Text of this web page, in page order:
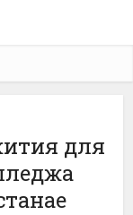
для